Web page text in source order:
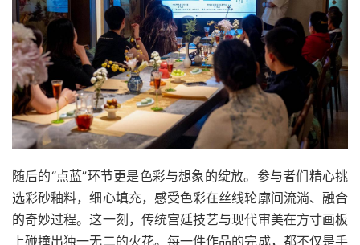
随后的“点蓝”环节更是色彩与想象的绽放。参与者们精心挑
选彩砂釉料，细心填充，感受色彩在丝线轮廓间流淌、融合
的奇妙过程。这一刻，传统宫廷技艺与现代审美在方寸画板
上碰撞出独一无二的火花。每一件作品的完成，都不仅是手